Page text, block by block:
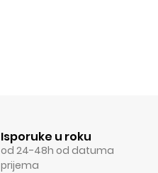
Isporuke u roku
od 24-48h od datuma
prijema